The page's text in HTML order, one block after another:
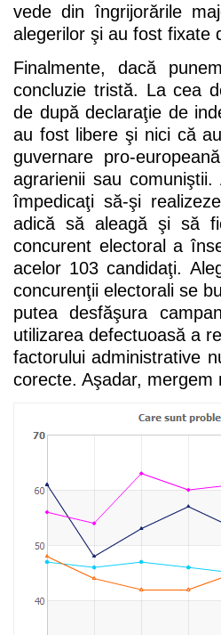
vede din îngrijorările
alegerilor şi au fost fixate
Finalmente, dacă
concluzie tristă. La cea
de după declaraţie de
au fost libere şi nici că
guvernare pro-
agrarienii sau
împedicaţi să-şi
adică să aleagă şi să
concurent electoral a
acelor 103 candidaţi.
concurenţii electorali se
putea desfăşura
utilizarea defectuoasă a
factorului administrative
corecte. Aşadar,